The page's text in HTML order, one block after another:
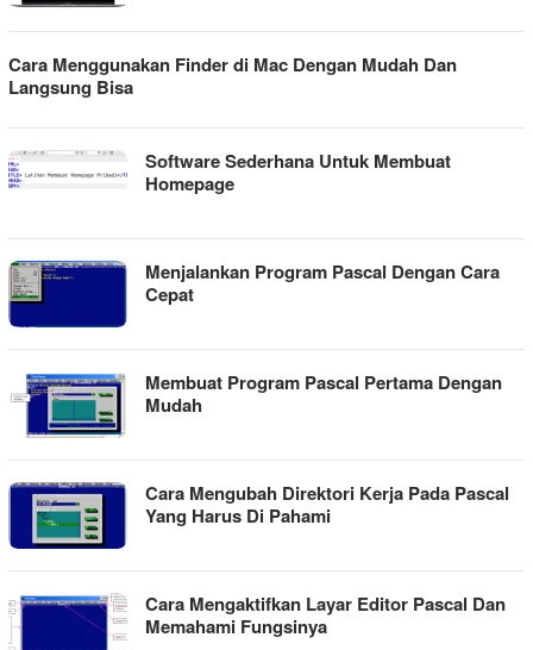
Cara Menggunakan Finder di Mac Dengan Mudah Dan
Langsung Bisa
Software Sederhana Untuk Membuat
Homepage
Menjalankan Program Pascal Dengan Cara
Cepat
Membuat Program Pascal Pertama Dengan
Mudah
Cara Mengubah Direktori Kerja Pada Pascal
Yang Harus Di Pahami
Cara Mengaktifkan Layar Editor Pascal Dan
Memahami Fungsinya